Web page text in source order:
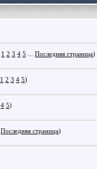
1 2 3 4 5 Последняя страница)
1 2 3 4 5)
4 5)
Последняя страница)